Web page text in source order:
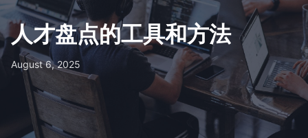
人才盘点的工具和方法
August 6, 2025